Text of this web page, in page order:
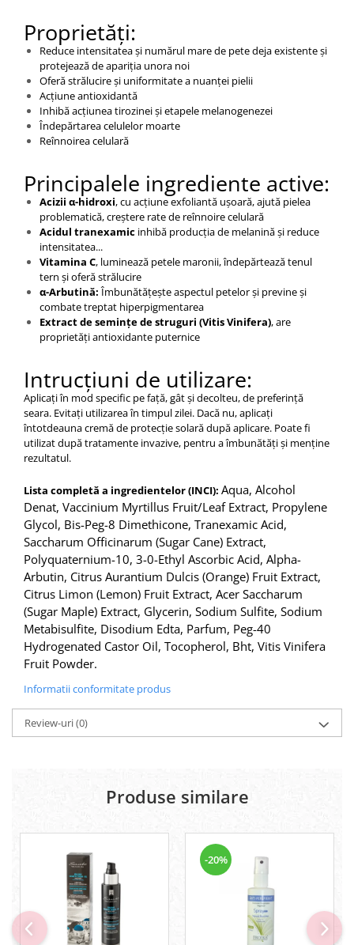
Proprietăți:
Reduce intensitatea și numărul mare de pete deja existente și
protejează de apariția unora noi
Oferă strălucire și uniformitate a nuanței pielii
Acțiune antioxidantă
Inhibă acțiunea tirozinei și etapele melanogenezei
Îndepărtarea celulelor moarte
Reînnoirea celulară
Principalele ingrediente active:
Acizii α-hidroxi, cu acțiune exfoliantă ușoară, ajută pielea
problematică, creștere rate de reînnoire celulară
Acidul tranexamic inhibă producția de melanină și reduce
intensitatea...
Vitamina C, luminează petele maronii, îndepărtează tenul
tern și oferă strălucire
α-Arbutină:Îmbunătățește aspectul petelor și previne și
combate treptat hiperpigmentarea
Extract de semințe de struguri (Vitis Vinifera), are
proprietăți antioxidante puternice
Intrucțiuni de utilizare:
Aplicați în mod specific pe față, gât și decolteu, de preferință
seara. Evitați utilizarea în timpul zilei. Dacă nu, aplicați
întotdeauna cremă de protecție solară după aplicare. Poate fi
utilizat după tratamente invazive, pentru a îmbunătăți și menține
rezultatul.
Lista completă a ingredientelor (INCI): Aqua, Alcohol
Denat, Vaccinium Myrtillus Fruit/Leaf Extract, Propylene
Glycol, Bis-Peg-8 Dimethicone, Tranexamic Acid,
Saccharum Officinarum (Sugar Cane) Extract,
Polyquaternium-10, 3-0-Ethyl Ascorbic Acid, Alpha-
Arbutin, Citrus Aurantium Dulcis (Orange) Fruit Extract,
Citrus Limon (Lemon) Fruit Extract, Acer Saccharum
(Sugar Maple) Extract, Glycerin, Sodium Sulfite, Sodium
Metabisulfite, Disodium Edta, Parfum, Peg-40
Hydrogenated Castor Oil, Tocopherol, Bht, Vitis Vinifera
Fruit Powder.
Informatii conformitate produs
Review-uri(0)
Produse similare
-20%